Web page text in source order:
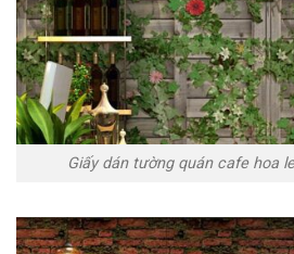
Giấy dán tường quán cafe hoa